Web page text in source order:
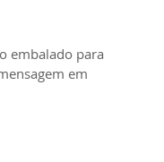
embalado para
em